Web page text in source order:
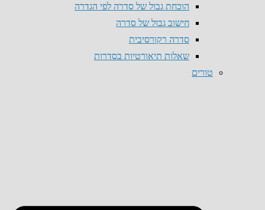
הוכחת גבול של סדרה לפי הגדרה
חישוב גבול של סדרה
סדרה רקורסיבית
שאלות תיאורטיות בסדרות
טורים